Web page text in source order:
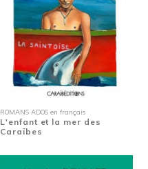
ROMANS ADOS en français
L'enfant et la mer des
Caraïbes